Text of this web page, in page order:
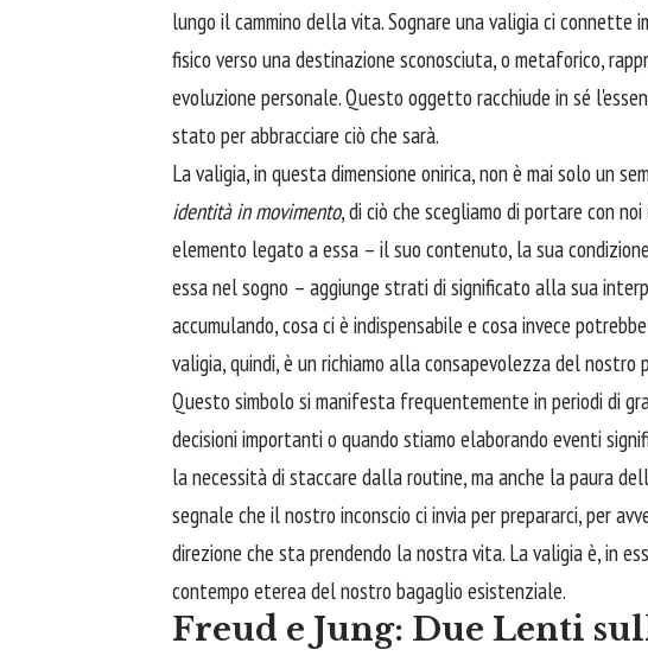
lungo il cammino della vita. Sognare una valigia ci connette
fisico verso una destinazione sconosciuta, o metaforico,
evoluzione personale. Questo oggetto racchiude in sé
stato per abbracciare ciò che sarà.
La valigia, in questa dimensione onirica, non è mai solo un
identità in movimento, di ciò che scegliamo di portare con
elemento legato a essa – il suo contenuto, la sua
essa nel sogno – aggiunge strati di significato alla sua
accumulando, cosa ci è indispensabile e cosa invece
valigia, quindi, è un richiamo alla consapevolezza del nostro
Questo simbolo si manifesta frequentemente in periodi di
decisioni importanti o quando stiamo elaborando eventi
la necessità di staccare dalla routine, ma anche la paura
segnale che il nostro inconscio ci invia per prepararci, per
direzione che sta prendendo la nostra vita. La valigia è, in
contempo eterea del nostro bagaglio esistenziale.
Freud e Jung: Due Lenti